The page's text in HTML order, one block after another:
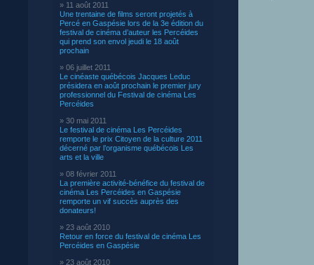
» 11 août 2011
Une trentaine de films seront projetés à
Percé en Gaspésie lors de la 3e édition du
festival de cinéma d’auteur les Percéides
qui prend son envol jeudi le 18 août
prochain
» 06 juillet 2011
Le cinéaste québécois Jacques Leduc
présidera en août prochain le premier jury
professionnel du Festival de cinéma Les
Percéides
» 30 mai 2011
Le festival de cinéma Les Percéides
remporte le prix Citoyen de la culture 2011
décerné par l’organisme québécois Les
arts et la ville
» 08 février 2011
La première activité-bénéfice du festival de
cinéma Les Percéides en Gaspésie
remporte un vif succès auprès des
donateurs!
» 23 août 2010
Retour en force du festival de cinéma Les
Percéides en Gaspésie
» 23 août 2010